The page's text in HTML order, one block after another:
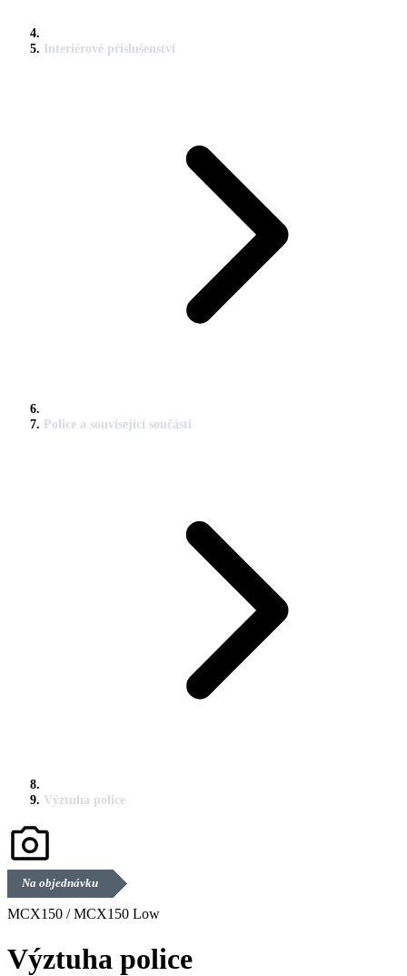
Interiérové příslušenství
Police a související součásti
Výztuha police
Na objednávku
MCX150 / MCX150 Low
Výztuha police